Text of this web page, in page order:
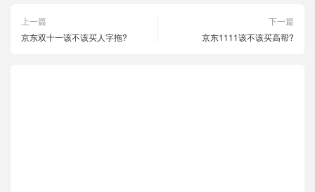
上一篇
京东双十一该不该买人字拖?
下一篇
京东1111该不该买高帮?